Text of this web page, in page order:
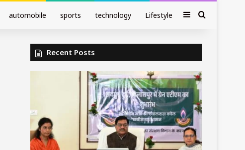
automobile sports technology Lifestyle SidebarSearch
Recent Posts